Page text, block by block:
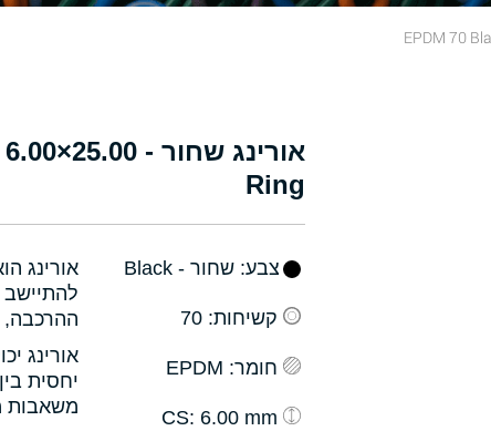
Ring
אורינג
להתיישב
ההרכבה,
אורינג
יחסית
משאבות
צבע: שחור - Black
קשיחות: 70
חומר: EPDM
: 6.00 mm